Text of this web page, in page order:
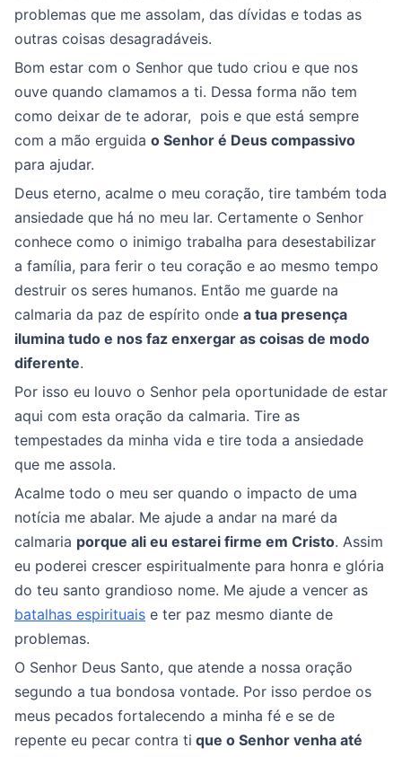
problemas que me assolam, das dívidas e todas as
outras coisas desagradáveis.
Bom estar com o Senhor que tudo criou e que nos
ouve quando clamamos a ti. Dessa forma não tem
como deixar de te adorar, pois e que está sempre
com a mão erguida o Senhor é Deus compassivo
para ajudar.
Deus eterno, acalme o meu coração, tire também toda
ansiedade que há no meu lar. Certamente o Senhor
conhece como o inimigo trabalha para desestabilizar
a família, para ferir o teu coração e ao mesmo tempo
destruir os seres humanos. Então me guarde na
calmaria da paz de espírito onde a tua presença
ilumina tudo e nos faz enxergar as coisas de modo
diferente.
Por isso eu louvo o Senhor pela oportunidade de estar
aqui com esta oração da calmaria. Tire as
tempestades da minha vida e tire toda a ansiedade
que me assola.
Acalme todo o meu ser quando o impacto de uma
notícia me abalar. Me ajude a andar na maré da
calmaria porque ali eu estarei firme em Cristo. Assim
eu poderei crescer espiritualmente para honra e glória
do teu santo grandioso nome. Me ajude a vencer as
batalhas espirituais e ter paz mesmo diante de
problemas.
O Senhor Deus Santo, que atende a nossa oração
segundo a tua bondosa vontade. Por isso perdoe os
meus pecados fortalecendo a minha fé e se de
repente eu pecar contra ti que o Senhor venha até